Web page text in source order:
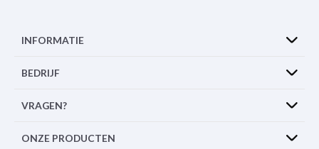
INFORMATIE
BEDRIJF
VRAGEN?
ONZE PRODUCTEN